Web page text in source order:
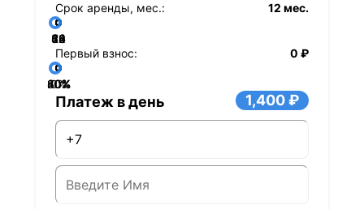
Срок аренды, мес.: 12 мес.
12
24
36
48
60
72
84
Первый взнос:
0 ₽
0%
20%
40%
60%
80%
Платеж в день 1,400 ₽